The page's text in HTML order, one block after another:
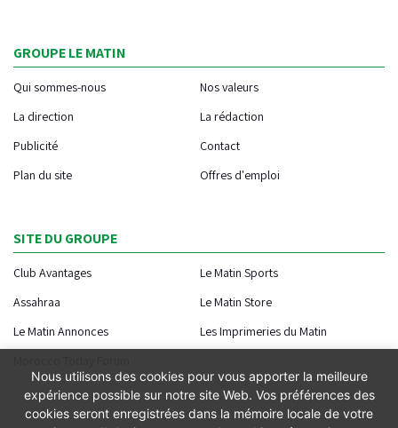
GROUPE LE MATIN
Qui sommes-nous
Nos valeurs
La direction
La rédaction
Publicité
Contact
Plan du site
Offres d'emploi
SITE DU GROUPE
Club Avantages
Le Matin Sports
Assahraa
Le Matin Store
Le Matin Annonces
Les Imprimeries du Matin
Nous utilisons des cookies pour vous apporter la meilleure
expérience possible sur notre site Web. Vos préférences des
cookies seront enregistrées dans la mémoire locale de votre